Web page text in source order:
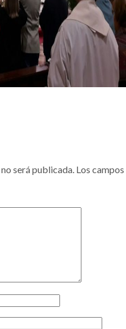
será publicada. Los campos